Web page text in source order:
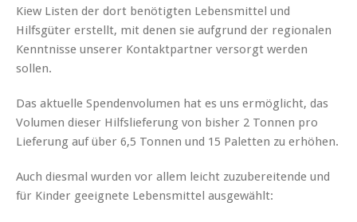
Kiew Listen der dort benötigten Lebensmittel und
Hilfsgüter erstellt, mit denen sie aufgrund der regionalen
Kenntnisse unserer Kontaktpartner versorgt werden
sollen.
Das aktuelle Spendenvolumen hat es uns ermöglicht, das
Volumen dieser Hilfslieferung von bisher 2 Tonnen pro
Lieferung auf über 6,5 Tonnen und 15 Paletten zu erhöhen.
Auch diesmal wurden vor allem leicht zuzubereitende und
für Kinder geeignete Lebensmittel ausgewählt: